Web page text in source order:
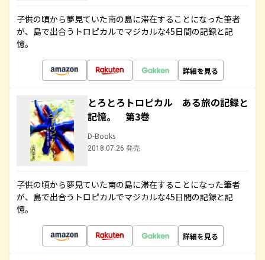
子供の頃から夢見ていた南の島に滞在することになった筆者
が、島で出合うトロピカルでマジカルな45日間の記録と記
憶。
詳細を見る
とろとろトロピカル ある旅の記録と
記憶。 第3巻
D-Books
2018.07.26 発売
子供の頃から夢見ていた南の島に滞在することになった筆者
が、島で出合うトロピカルでマジカルな45日間の記録と記
憶。
詳細を見る